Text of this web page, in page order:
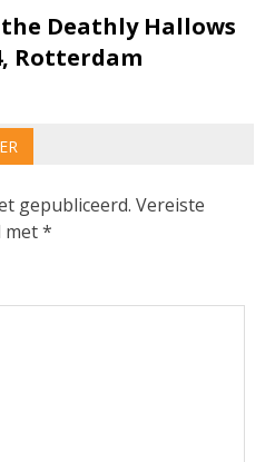
Deathly Hallows
Rotterdam
gepubliceerd. Vereiste
met*